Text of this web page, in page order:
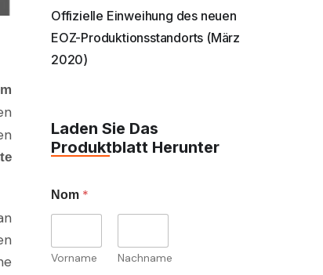
Offizielle Einweihung des neuen
EOZ-Produktionsstandorts (März
2020)
Laden Sie Das
Produktblatt Herunter
Nom *
Vorname Nachname